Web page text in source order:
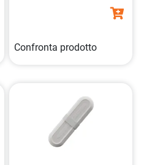
Confronta prodotto